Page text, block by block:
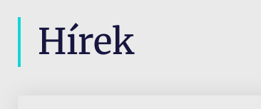
Hírek